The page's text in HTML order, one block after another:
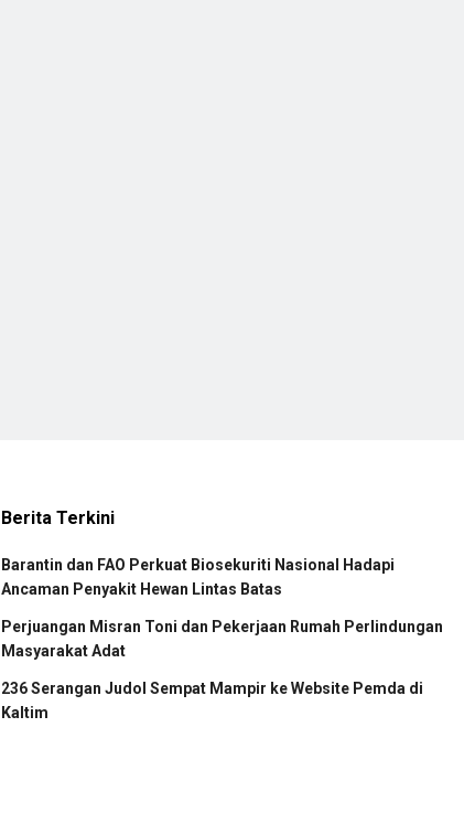
Berita Terkini
Barantin dan FAO Perkuat Biosekuriti Nasional Hadapi
Ancaman Penyakit Hewan Lintas Batas
Perjuangan Misran Toni dan Pekerjaan Rumah Perlindungan
Masyarakat Adat
236 Serangan Judol Sempat Mampir ke Website Pemda di
Kaltim